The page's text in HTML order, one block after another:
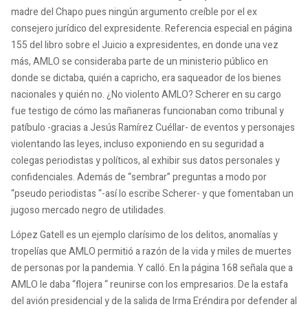
madre del Chapo pues ningún argumento creíble por el ex
consejero jurídico del expresidente. Referencia especial en página
155 del libro sobre el Juicio a expresidentes, en donde una vez
más, AMLO se consideraba parte de un ministerio público en
donde se dictaba, quién a capricho, era saqueador de los bienes
nacionales y quién no. ¿No violento AMLO? Scherer en su cargo
fue testigo de cómo las mañaneras funcionaban como tribunal y
patíbulo -gracias a Jesús Ramírez Cuéllar- de eventos y personajes
violentando las leyes, incluso exponiendo en su seguridad a
colegas periodistas y políticos, al exhibir sus datos personales y
confidenciales. Además de “sembrar” preguntas a modo por
“pseudo periodistas “-así lo escribe Scherer- y que fomentaban un
jugoso mercado negro de utilidades.
López Gatell es un ejemplo clarísimo de los delitos, anomalías y
tropelías que AMLO permitió a razón de la vida y miles de muertes
de personas por la pandemia. Y calló. En la página 168 señala que a
AMLO le daba “flojera “ reunirse con los empresarios. De la estafa
del avión presidencial y de la salida de Irma Eréndira por defender al